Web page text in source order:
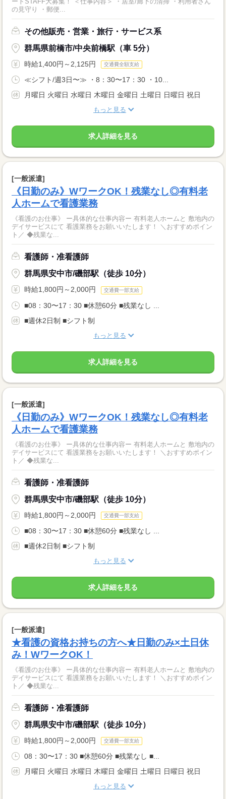
の見守り ・郵便...
その他販売・営業・旅行・サービス系
群馬県前橋市/中央前橋駅（車 5分）
時給1,400円～2,125円 交通費全額支給
≪シフト/週3日〜≫ ・8：30〜17：30 ・10...
月曜日 火曜日 水曜日 木曜日 金曜日 土曜日 日曜日 祝日
もっと見る
求人詳細を見る
[一般派遣]
《日勤のみ》WワークOK！残業なし◎有料老
人ホームで看護業務
《看護のお仕事》 ー具体的な仕事内容ー 有料老人ホームと 敷地内の
デイサービスにて 看護業務をお願いいたします！ ＼おすすめポイン
ト／ ◆残業な...
看護師・准看護師
群馬県安中市/磯部駅（徒歩 10分）
時給1,800円～2,000円 交通費一部支給
■08：30〜17：30 ■休憩60分 ■残業なし ...
■週休2日制 ■シフト制
もっと見る
求人詳細を見る
[一般派遣]
《日勤のみ》WワークOK！残業なし◎有料老
人ホームで看護業務
《看護のお仕事》 ー具体的な仕事内容ー 有料老人ホームと 敷地内の
デイサービスにて 看護業務をお願いいたします！ ＼おすすめポイン
ト／ ◆残業な...
看護師・准看護師
群馬県安中市/磯部駅（徒歩 10分）
時給1,800円～2,000円 交通費一部支給
■08：30〜17：30 ■休憩60分 ■残業なし ...
■週休2日制 ■シフト制
もっと見る
求人詳細を見る
[一般派遣]
★看護の資格お持ちの方へ★日勤のみ×土日休
み！WワークOK！
《看護のお仕事》 ー具体的な仕事内容ー 有料老人ホームと 敷地内の
デイサービスにて 看護業務をお願いいたします！ ＼おすすめポイン
ト／ ◆残業な...
看護師・准看護師
群馬県安中市/磯部駅（徒歩 10分）
時給1,800円～2,000円 交通費一部支給
08：30〜17：30 ■休憩60分 ■残業なし ■...
月曜日 火曜日 水曜日 木曜日 金曜日 土曜日 日曜日 祝日
もっと見る